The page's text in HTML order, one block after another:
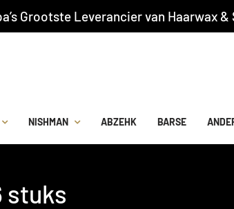
Grootste Leverancier van Haarwax
NISHMAN ABZEHK BARSE
stuks